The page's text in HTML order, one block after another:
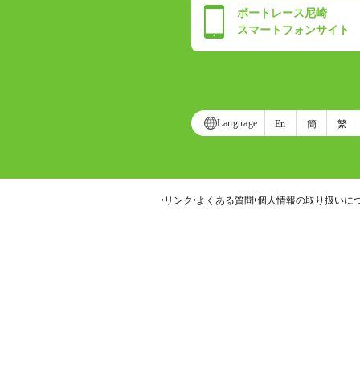
ボートレース尼崎
スマートフォンサイト
Language En 簡 繁
リンク よくある質問 個人情報の取り扱いに